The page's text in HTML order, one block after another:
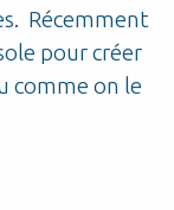
Récemment
pour créer
comme on le